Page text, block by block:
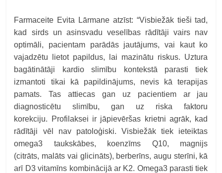
Farmaceite Evita Lārmane atzīst: “Visbiežāk tieši tad,
kad sirds un asinsvadu veselības rādītāji vairs nav
optimāli, pacientam parādās jautājums, vai kaut ko
vajadzētu lietot papildus, lai mazinātu riskus. Uztura
bagātinātāji kardio slimību kontekstā parasti tiek
izmantoti tikai kā papildinājums, nevis kā terapijas
pamats. Tas attiecas gan uz pacientiem ar jau
diagnosticētu slimību, gan uz riska faktoru
korekciju. Profilaksei ir jāpievēršas krietni agrāk, kad
rādītāji vēl nav patoloģiski. Visbiežāk tiek ieteiktas
omega3 taukskābes, koenzīms Q10, magnijs
(citrāts, malāts vai glicināts), berberīns, augu sterīni, kā
arī D3 vitamīns kombinācijā ar K2. Omega3 parasti tiek